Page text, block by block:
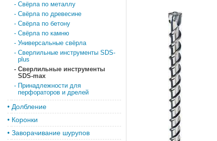
- Свёрла по металлу
- Свёрла по древесине
- Свёрла по бетону
- Свёрла по камню
- Универсальные свёрла
- Сверлильные инструменты SDS-
plus
- Сверлильные инструменты
SDS-max
- Принадлежности для
перфораторов и дрелей
• Долбление
• Коронки
• Заворачивание шурупов